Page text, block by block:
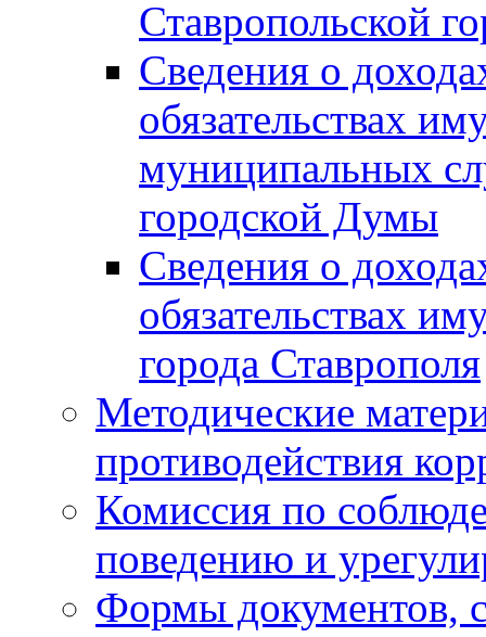
Ставропольской
Сведения о
обязательствах
муниципальных
городской Думы
Сведения о
обязательствах
города Ставрополя
Методические
противодействия
Комиссия по
поведению и
Формы документов,